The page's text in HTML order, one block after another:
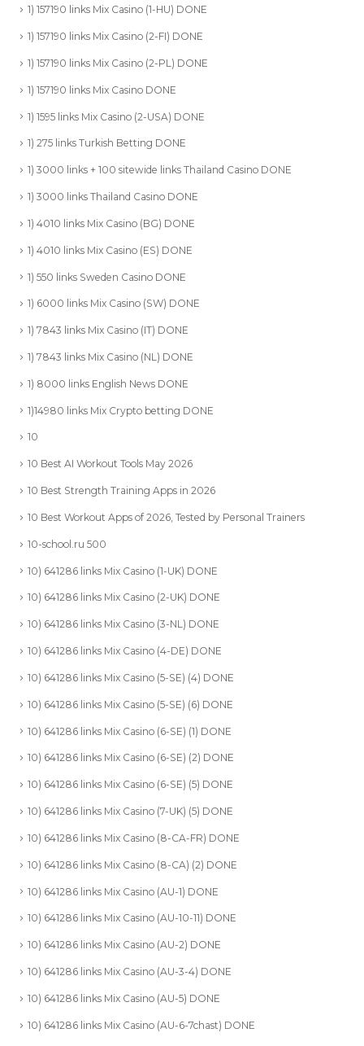
1) 157190 links Mix Casino (1-HU) DONE
1) 157190 links Mix Casino (2-FI) DONE
1) 157190 links Mix Casino (2-PL) DONE
1) 157190 links Mix Casino DONE
1) 1595 links Mix Casino (2-USA) DONE
1) 275 links Turkish Betting DONE
1) 3000 links + 100 sitewide links Thailand Casino DONE
1) 3000 links Thailand Casino DONE
1) 4010 links Mix Casino (BG) DONE
1) 4010 links Mix Casino (ES) DONE
1) 550 links Sweden Casino DONE
1) 6000 links Mix Casino (SW) DONE
1) 7843 links Mix Casino (IT) DONE
1) 7843 links Mix Casino (NL) DONE
1) 8000 links English News DONE
1)14980 links Mix Crypto betting DONE
10
10 Best AI Workout Tools May 2026
10 Best Strength Training Apps in 2026
10 Best Workout Apps of 2026, Tested by Personal Trainers
10-school.ru 500
10) 641286 links Mix Casino (1-UK) DONE
10) 641286 links Mix Casino (2-UK) DONE
10) 641286 links Mix Casino (3-NL) DONE
10) 641286 links Mix Casino (4-DE) DONE
10) 641286 links Mix Casino (5-SE) (4) DONE
10) 641286 links Mix Casino (5-SE) (6) DONE
10) 641286 links Mix Casino (6-SE) (1) DONE
10) 641286 links Mix Casino (6-SE) (2) DONE
10) 641286 links Mix Casino (6-SE) (5) DONE
10) 641286 links Mix Casino (7-UK) (5) DONE
10) 641286 links Mix Casino (8-CA-FR) DONE
10) 641286 links Mix Casino (8-CA) (2) DONE
10) 641286 links Mix Casino (AU-1) DONE
10) 641286 links Mix Casino (AU-10-11) DONE
10) 641286 links Mix Casino (AU-2) DONE
10) 641286 links Mix Casino (AU-3-4) DONE
10) 641286 links Mix Casino (AU-5) DONE
10) 641286 links Mix Casino (AU-6-7chast) DONE